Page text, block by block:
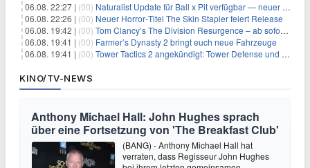
06.08. 22:27 | (00) Naturalist Update für Ball x Pit verfügbar — neuer Content auf allen Plattformen
06.08. 22:26 | (00) Neuer Horror‑Titel The Skin Stapler feiert Release
06.08. 19:42 | (00) Tom Clancy’s The Division Resurgence – ab sofort für euch verfügbar
06.08. 19:41 | (00) Farmer’s Dynasty 2 bringt euch neue Fahrzeuge
06.08. 19:41 | (00) Tower Tactics 2 angekündigt: Tower Defense und Deckbuilding Kombo kehrt zurück
KINO/TV-NEWS
Anthony Michael Hall: John Hughes sprach
über eine Fortsetzung von 'The Breakfast Club'
(BANG) - Anthony Michael Hall hat
verraten, dass Regisseur John Hughes